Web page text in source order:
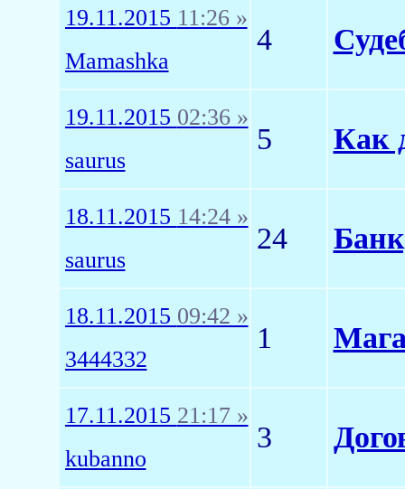
19.11.2015 11:26 »
Mamashka
4
19.11.2015 02:36 »
saurus
5 Как
18.11.2015 14:24 »
saurus
24
18.11.2015 09:42 »
3444332
1
17.11.2015 21:17 »
kubanno
3